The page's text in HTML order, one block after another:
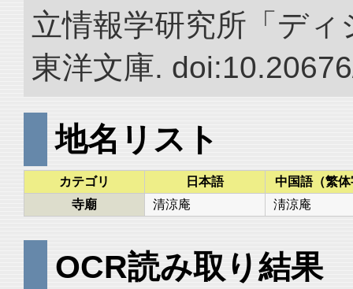
立情報学研究所「デ
東洋文庫.
地名リスト
カテゴリ 日本語
中国語（繁
寺廟
清涼庵 淸涼庵
OCR読み取り結果